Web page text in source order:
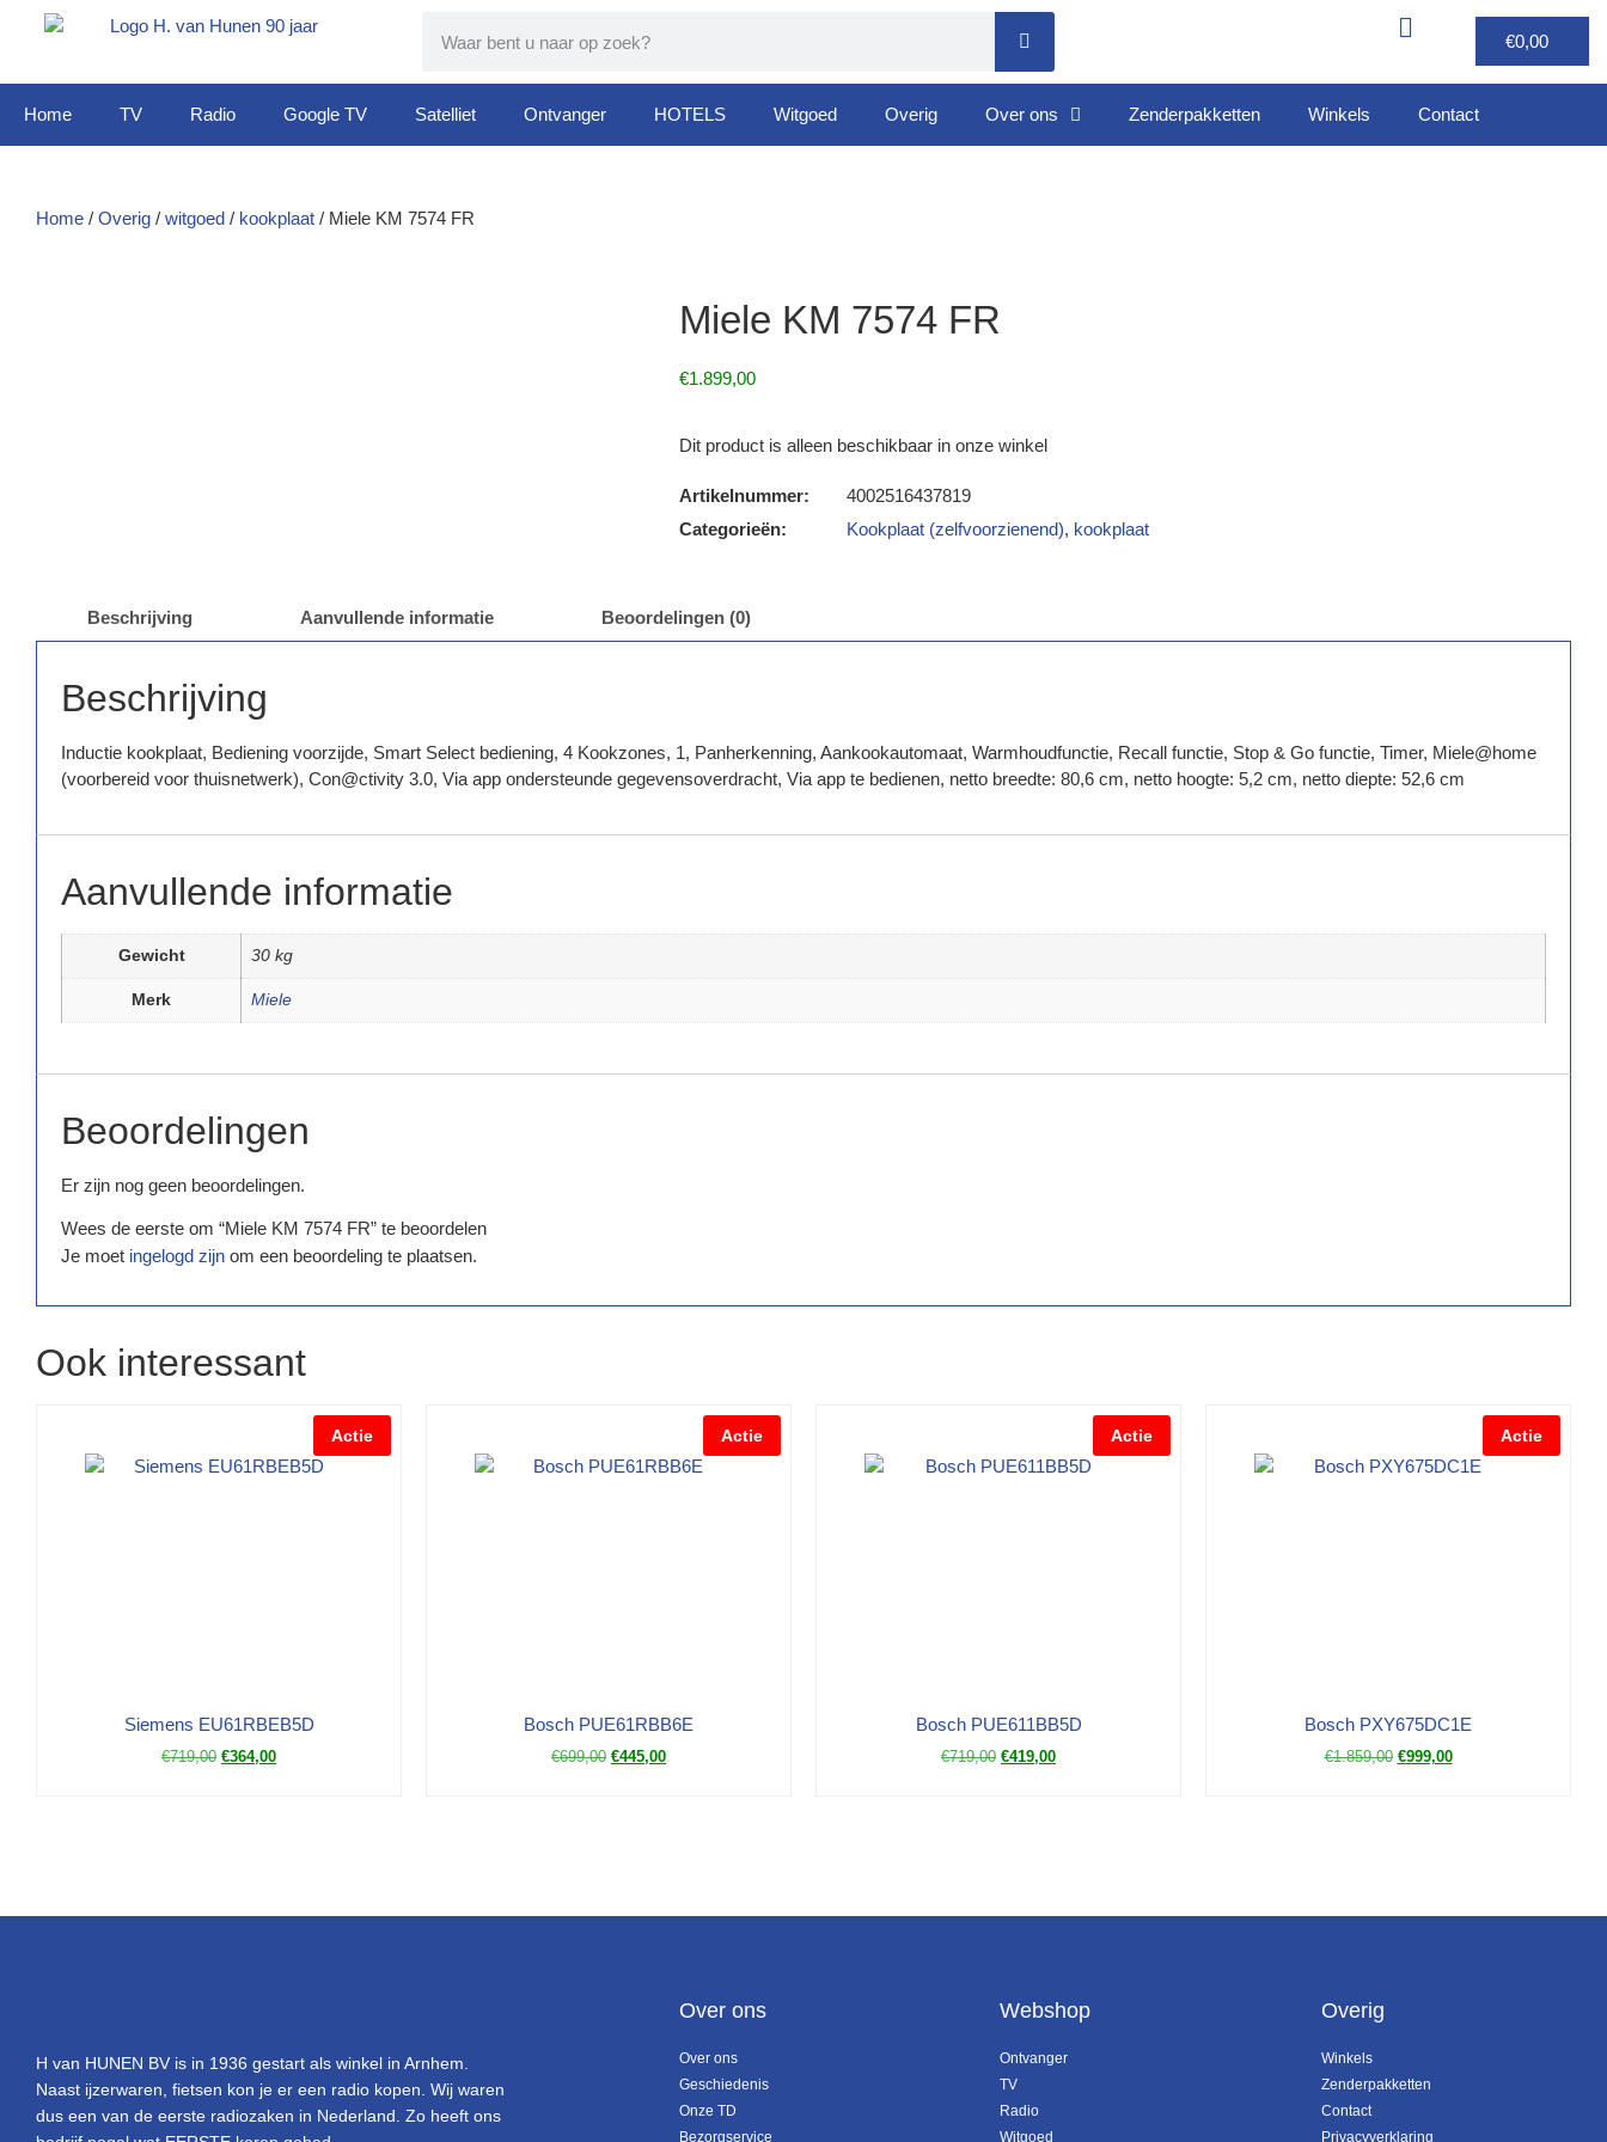
€0,00
Home TV Radio Google TV Satelliet Ontvanger HOTELS Witgoed Overig Over ons Zenderpakketten Winkels Contact
Home / Overig / witgoed / kookplaat / Miele KM 7574 FR
Miele KM 7574 FR
€1.899,00
Dit product is alleen beschikbaar in onze winkel
Artikelnummer:
4002516437819
Categorieën:
Kookplaat (zelfvoorzienend), kookplaat
Beschrijving Aanvullende informatie Beoordelingen (0)
Beschrijving
Inductie kookplaat, Bediening voorzijde, Smart Select bediening, 4 Kookzones, 1, Panherkenning, Aankookautomaat, Warmhoudfunctie, Recall functie, Stop & Go functie, Timer, Miele@home
(voorbereid voor thuisnetwerk), Con@ctivity 3.0, Via app ondersteunde gegevensoverdracht, Via app te bedienen, netto breedte: 80,6 cm, netto hoogte: 5,2 cm, netto diepte: 52,6 cm
Aanvullende informatie
Gewicht 30 kg
Merk Miele
Beoordelingen
Er zijn nog geen beoordelingen.
Wees de eerste om “Miele KM 7574 FR” te beoordelen
Je moet ingelogd zijn om een beoordeling te plaatsen.
Ook interessant
Actie
Siemens EU61RBEB5D
€719,00 €364,00
Actie
Bosch PUE61RBB6E
€699,00 €445,00
Actie
Bosch PUE611BB5D
€719,00 €419,00
Actie
Bosch PXY675DC1E
€1.859,00 €999,00
H van HUNEN BV is in 1936 gestart als winkel in Arnhem.
Naast ijzerwaren, fietsen kon je er een radio kopen. Wij waren
dus een van de eerste radiozaken in Nederland. Zo heeft ons
Over ons
Over ons
Geschiedenis
Onze TD
Bezorgservice
Webshop
Ontvanger
TV
Radio
Witgoed
Overig
Winkels
Zenderpakketten
Contact
Privacyverklaring